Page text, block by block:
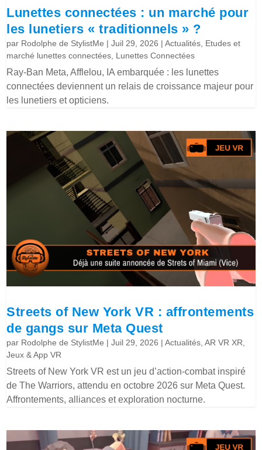
Lunettes connectées : un marché pour
les lunetiers « traditionnels » ?
par Rodolphe de StylistMe |Juil 29, 2026 |Actualités Etudes et
marché lunettes connectées Lunettes Connectées
Ray-Ban Meta, Afflelou, IA embarquée : les lunettes
connectées deviennent un relais de croissance majeur pour
les lunetiers et opticiens.
Streets of New York VR : affrontements
de gangs sur Meta Quest
par Rodolphe de StylistMe |Juil 29, 2026 |Actualités ,AR VR XR
Jeux & App VR
Streets of New York VR est un jeu d’action-combat inspiré
de The Warriors, attendu en octobre 2026 sur Meta Quest.
Affrontements, alliances et exploration nocturne.